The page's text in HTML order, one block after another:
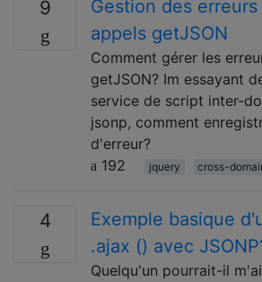
9
Gestion des
appels getJSON
Comment gérer les
getJSON? Im essayant
service de script inter-
jsonp, comment
d'erreur?
192
jquery cross-
4
Exemple basique
.ajax () avec
Quelqu'un pourrait-il